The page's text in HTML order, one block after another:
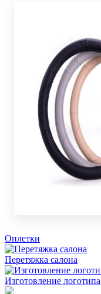
Оплетки
Перетяжка салона
Изготовление логотипа